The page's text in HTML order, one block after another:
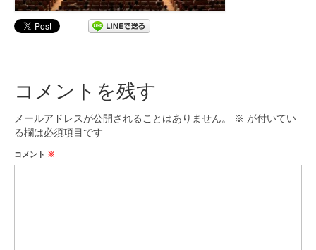
コメントを残す
メールアドレスが公開されることはありません。 ※ が付いてい
る欄は必須項目です
コメント ※